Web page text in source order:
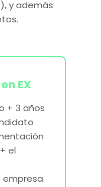
y además
EX
+ 3 años
el